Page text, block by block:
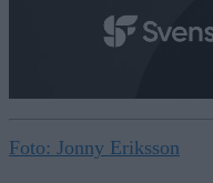
Foto: Jonny Eriksson